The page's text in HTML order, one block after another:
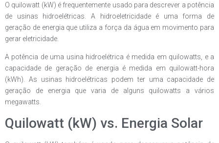
O quilowatt (kW) é frequentemente usado para descrever a potência
de usinas hidroelétricas. A hidroeletricidade é uma forma de
geração de energia que utiliza a força da água em movimento para
gerar eletricidade.
A potência de uma usina hidroelétrica é medida em quilowatts, e a
capacidade de geração de energia é medida em quilowatt-hora
(kWh). As usinas hidroelétricas podem ter uma capacidade de
geração de energia que varia de alguns quilowatts a vários
megawatts.
Quilowatt (kW) vs. Energia Solar